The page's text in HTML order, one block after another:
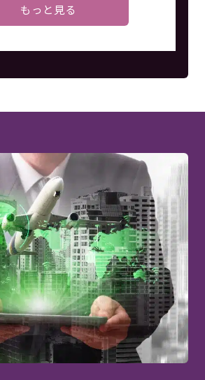
もっと見る